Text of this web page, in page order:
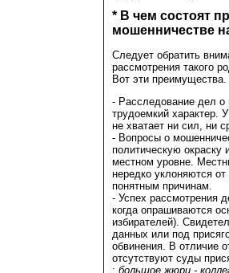
* В чем состоят
мошенничестве
Следует обратить
рассмотрения такого
Вот эти преимущества.
- Расследование дел о
трудоемкий характер.
не хватает ни сил, ни
- Вопросы о
политическую окраску
местном уровне.
нередко уклоняются
понятным причинам.
- Успех рассмотрения
когда опрашиваются
избирателей).
данных или под
обвинения. В отличие
отсутствуют суды
: большое жюри -